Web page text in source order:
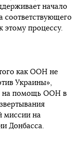
начало
соответствующего
этому процессу.
как ООН не
Украины»,
на помощь ООН в
миссии на
Донбасса.